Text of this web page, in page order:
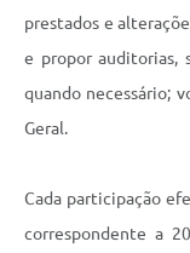
prestados e
e propor auditorias,
quando necessário;
Geral.
Cada participação
correspondente a